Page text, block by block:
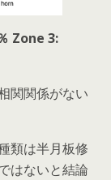
Zone 3:
関関係がない
類は半月板修
はないと結論